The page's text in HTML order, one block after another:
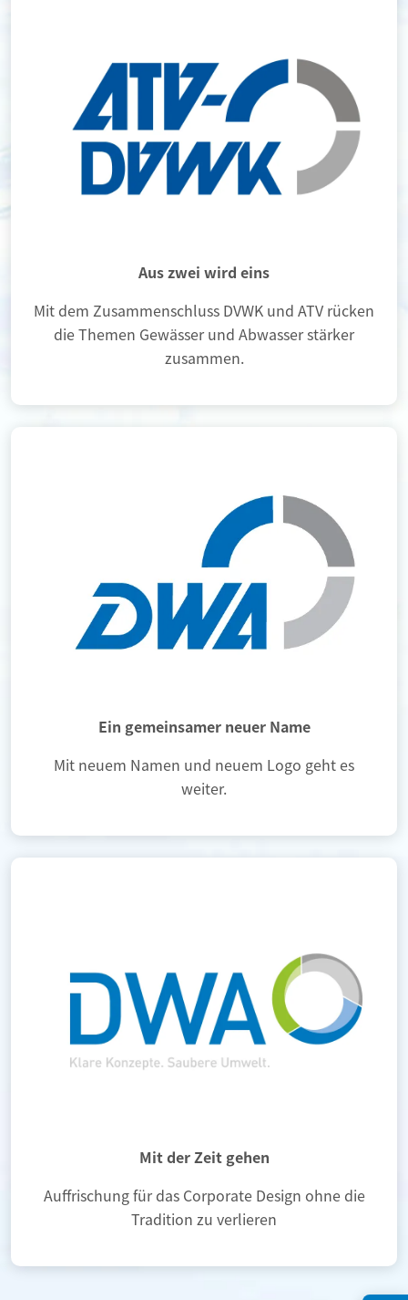
Aus zwei wird eins
Mit dem Zusammenschluss DVWK und ATV rücken
die Themen Gewässer und Abwasser stärker
zusammen.
Ein gemeinsamer neuer Name
Mit neuem Namen und neuem Logo geht es
weiter.
Mit der Zeit gehen
Auffrischung für das Corporate Design ohne die
Tradition zu verlieren